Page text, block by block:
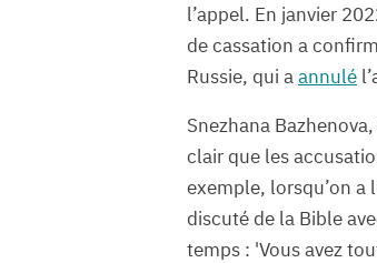
l’appel. En janvier
de cassation a
Russie, qui aannulé
Snezhana
clair que les
exemple, lorsqu’on a
discuté de la Bible
temps : 'Vous avez